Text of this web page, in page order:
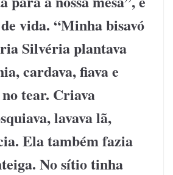
vida. “Minha bisavó
Silvéria plantava
cardava, fiava e
tear. Criava
lavava lã,
Ela também fazia
No sítio tinha